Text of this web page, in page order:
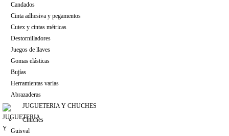
Candados
Cinta adhesiva y pegamentos
Cutex y cintas métricas
Destornilladores
Juegos de llaves
Gomas elásticas
Bujías
Herramientas varias
Abrazaderas
JUGUETERIA Y CHUCHES
Chuches
Guisval